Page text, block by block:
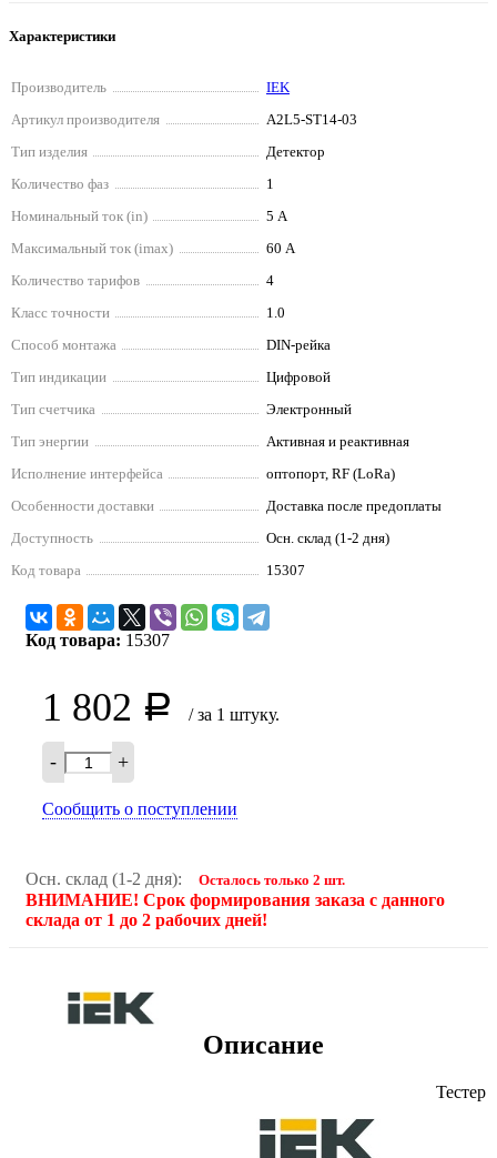
Характеристики
Производитель
IEK
Артикул производителя
A2L5-ST14-03
Тип изделия
Детектор
Количество фаз
1
Номинальный ток (in)
5 А
Максимальный ток (imax)
60 А
Количество тарифов
4
Класс точности
1.0
Способ монтажа
DIN-рейка
Тип индикации
Цифровой
Тип счетчика
Электронный
Тип энергии
Активная и реактивная
Исполнение интерфейса
оптопорт, RF (LoRa)
Особенности доставки
Доставка после предоплаты
Доступность
Осн. склад (1-2 дня)
Код товара
15307
Код товара: 15307
1 802 Р / за 1 штуку.
- +
Сообщить о поступлении
Осн. склад (1-2 дня): Осталось только 2 шт.
ВНИМАНИЕ! Срок формирования заказа с данного
склада от 1 до 2 рабочих дней!
Описание
Тестер